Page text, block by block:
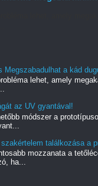
Megszabadulhat a kád
lehet, amely
az UV gyantával!
módszer a
találkozása a
mozzanata a
ha...